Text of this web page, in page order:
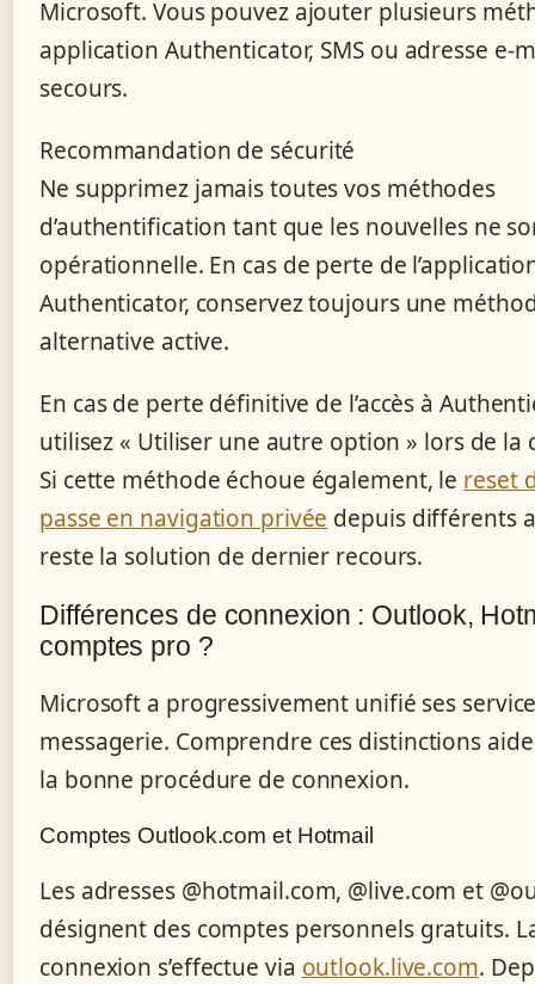
Microsoft. Vous pouvez ajouter plusieurs
application Authenticator, SMS ou adresse e-
secours.
Recommandation de sécurité
Ne supprimez jamais toutes vos méthodes
d’authentification tant que les nouvelles ne
opérationnelle. En cas de perte de
Authenticator, conservez toujours une
alternative active.
En cas de perte définitive de l’accès à
utilisez « Utiliser une autre option » lors de la
Si cette méthode échoue également, le reset
passe en navigation privée depuis différents
reste la solution de dernier recours.
Différences de connexion : Outlook,
comptes pro ?
Microsoft a progressivement unifié ses
messagerie. Comprendre ces distinctions
la bonne procédure de connexion.
Comptes Outlook.com et Hotmail
Les adresses @hotmail.com, @live.com et
désignent des comptes personnels gratuits.
connexion s’effectue via outlook.live.com.